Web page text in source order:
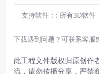
支持软件：: 所有3D软件
下载遇到问题？可联系客服
此工程文件版权归原创作
流，请勿传播分享，严禁